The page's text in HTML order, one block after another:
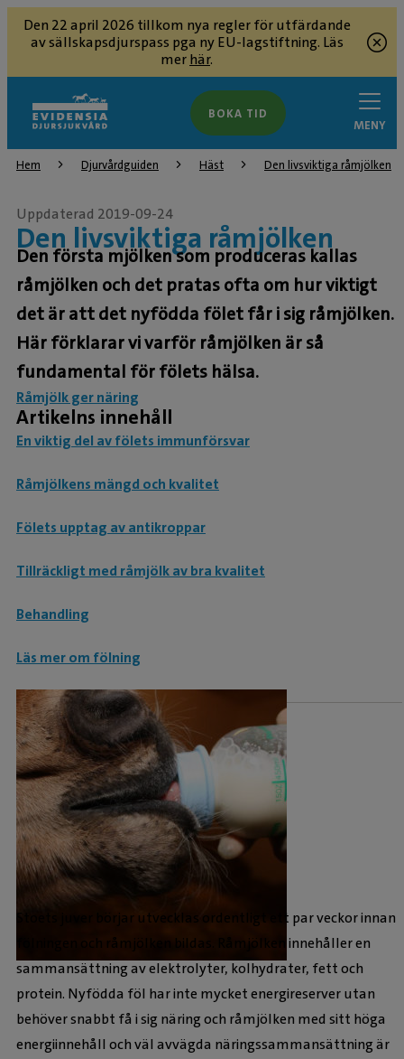
Den 22 april 2026 tillkom nya regler för utfärdande
av sällskapsdjurspass pga ny EU-lagstiftning. Läs
merhär.
BOKA TID
MENY
Hem Djurvårdguiden Häst Den livsviktiga råmjölken
Den livsviktiga råmjölken
Uppdaterad 2019-09-24
Den första mjölken som produceras kallas
råmjölken och det pratas ofta om hur viktigt
det är att det nyfödda fölet får i sig råmjölken.
Här förklarar vi varför råmjölken är så
fundamental för fölets hälsa.
Artikelns innehåll
Råmjölk ger näring
En viktig del av fölets immunförsvar
Råmjölkens mängd och kvalitet
Fölets upptag av antikroppar
Tillräckligt med råmjölk av bra kvalitet
Behandling
Läs mer om fölning
Råmjölk ger näring
Stoets juver börjar utvecklas ordentligt ett par veckor innan
fölningen och råmjölken bildas. Råmjölken innehåller en
sammansättning av elektrolyter, kolhydrater, fett och
protein. Nyfödda föl har inte mycket energireserver utan
behöver snabbt få i sig näring och råmjölken med sitt höga
energiinnehåll och väl avvägda näringssammansättning är